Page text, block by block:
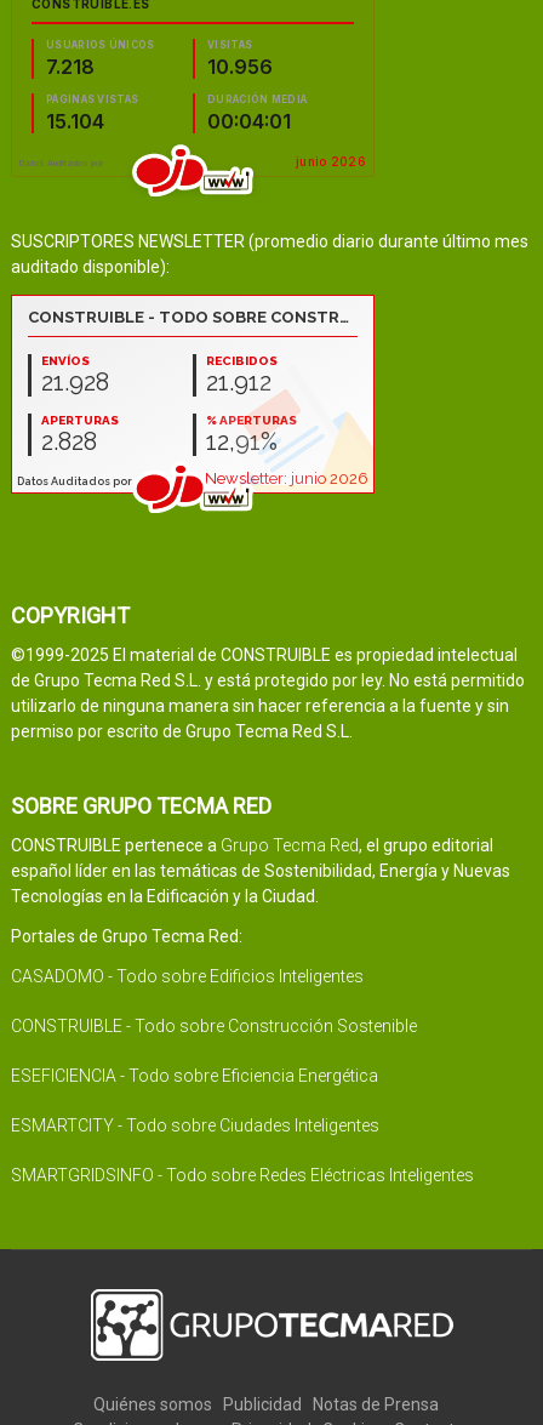
SUSCRIPTORES NEWSLETTER (promedio diario durante último mes
auditado disponible):
COPYRIGHT
©1999-2025 El material de CONSTRUIBLE es propiedad intelectual
de Grupo Tecma Red S.L. y está protegido por ley. No está permitido
utilizarlo de ninguna manera sin hacer referencia a la fuente y sin
permiso por escrito de Grupo Tecma Red S.L.
SOBRE GRUPO TECMA RED
CONSTRUIBLE pertenece a Grupo Tecma Red, el grupo editorial
español líder en las temáticas de Sostenibilidad, Energía y Nuevas
Tecnologías en la Edificación y la Ciudad.
Portales de Grupo Tecma Red:
CASADOMO - Todo sobre Edificios Inteligentes
CONSTRUIBLE - Todo sobre Construcción Sostenible
ESEFICIENCIA - Todo sobre Eficiencia Energética
ESMARTCITY - Todo sobre Ciudades Inteligentes
SMARTGRIDSINFO - Todo sobre Redes Eléctricas Inteligentes
Quiénes somos Publicidad
Notas de Prensa